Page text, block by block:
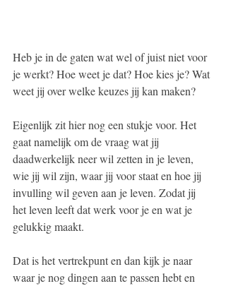
Heb je in de gaten wat wel of juist niet voor
je werkt? Hoe weet je dat? Hoe kies je? Wat
weet jij over welke keuzes jij kan maken?
Eigenlijk zit hier nog een stukje voor. Het
gaat namelijk om de vraag wat jij
daadwerkelijk neer wil zetten in je leven,
wie jij wil zijn, waar jij voor staat en hoe jij
invulling wil geven aan je leven. Zodat jij
het leven leeft dat werk voor je en wat je
gelukkig maakt.
Dat is het vertrekpunt en dan kijk je naar
waar je nog dingen aan te passen hebt en